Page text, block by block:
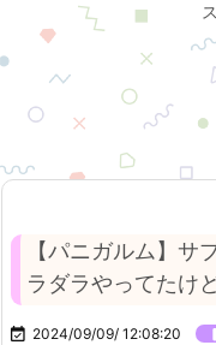
【パニガルム】サ
ラダラやってたけ
 2024/09/09/ 12:08:20